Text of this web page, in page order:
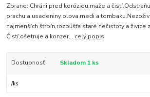
Zbrane: Chráni pred koróziou,maže a
prachu a usadeniny olova,medi a
najmenších štrbín,rozpúšťa staré nečistoty a živice
Čistí,ošetruje a konzer... celý popis
Dostupnosť Skladom 1 ks
/ks